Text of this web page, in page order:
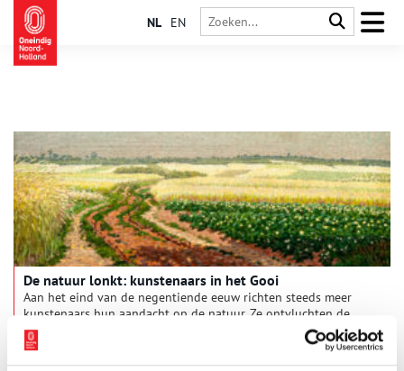
NL EN
De natuur lonkt: kunstenaars in het Gooi
Aan het eind van de negentiende eeuw richten steeds meer
kunstenaars hun aandacht op de natuur. Ze ontvluchten de
groeiende steden met hun moderne industrie en trekken naar
het Gooise platteland om daar idyllische landschappen en
pittoreske dorpsgezichten vast te leggen. In